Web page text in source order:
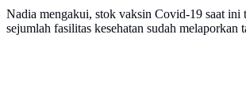
Nadia mengakui, stok vaksin Covid-19 saat ini
sejumlah fasilitas kesehatan sudah melaporkan